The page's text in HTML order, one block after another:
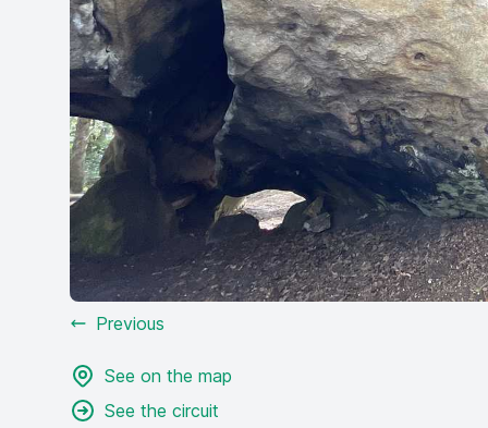
Previous
See on the map
See the circuit